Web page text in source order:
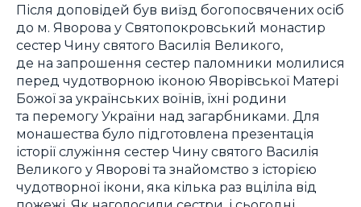
Після доповідей був виїзд богопосвячених осіб
до м. Яворова у Святопокровський монастир
сестер Чину святого Василія Великого,
де на запрошення сестер паломники молилися
перед чудотворною іконою Яворівської Матері
Божої за українських воїнів, їхні родини
та перемогу України над загарбниками. Для
монашества було підготовлена презентація
історії служіння сестер Чину святого Василія
Великого у Яворові та знайомство з історією
чудотворної ікони, яка кілька раз вціліла від